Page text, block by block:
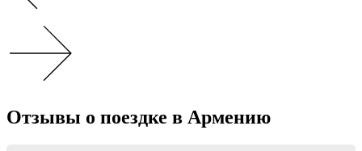
Отзывы о поездке в Армению